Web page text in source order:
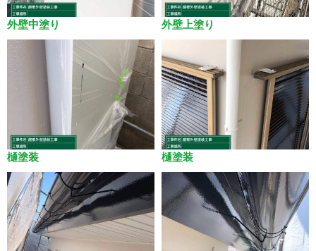
外壁中塗り 外壁上塗り
樋塗装 樋塗装